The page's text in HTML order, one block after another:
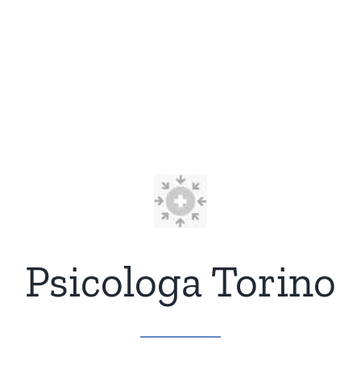
Psicologa Torino